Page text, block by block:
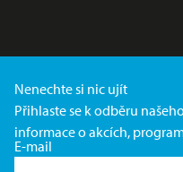
Nenechte si nic ujít
Přihlaste se k odběru
informace o akcích,
E-mail